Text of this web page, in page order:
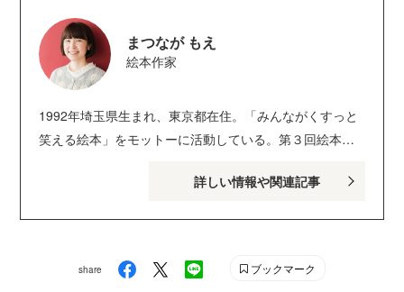
まつなが もえ
絵本作家
1992年埼玉県生まれ、東京都在住。「みんながくすっと
笑える絵本」をモットーに活動している。第３回絵本塾
を受賞し、出版（絵本塾出版）。第10回MOE創作絵本グ
ださい‼』（小学館）、『ふしぎな みけねこびん』（文／
詳しい情報や関連記事
share ブックマーク